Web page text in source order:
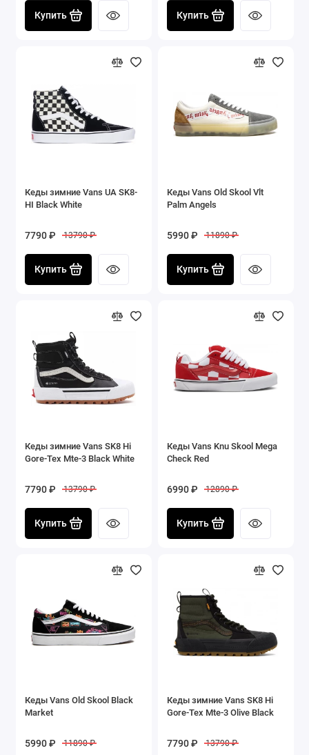
Купить Купить
Кеды зимние Vans UA SK8-
HI Black White
7790 ₽ 13790 ₽
Купить
Кеды Vans Old Skool Vlt
Palm Angels
5990 ₽ 11890 ₽
Купить
Кеды зимние Vans SK8 Hi
Gore-Tex Mte-3 Black White
7790 ₽ 13790 ₽
Купить
Кеды Vans Knu Skool Mega
Check Red
6990 ₽ 12890 ₽
Купить
Кеды Vans Old Skool Black
Market
5990 ₽ 11890 ₽
Кеды зимние Vans SK8 Hi
Gore-Tex Mte-3 Olive Black
7790 ₽ 13790 ₽